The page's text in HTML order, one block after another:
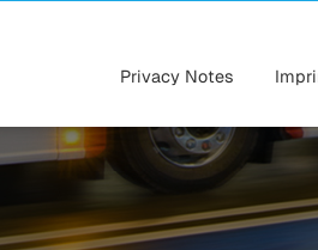
Privacy Notes